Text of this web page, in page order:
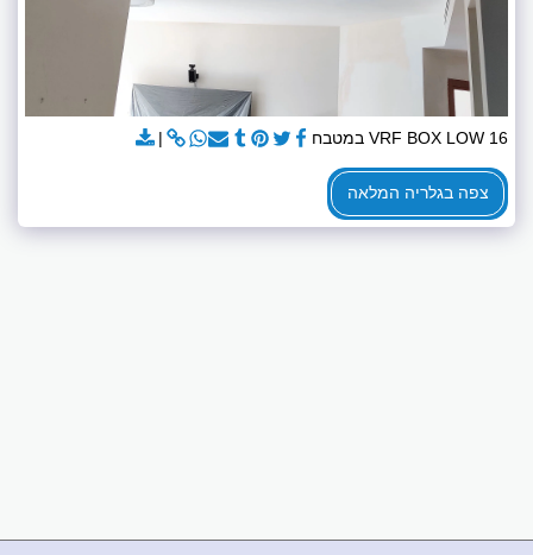
VRF BOX LOW 16 במטבח
צפה בגלריה המלאה